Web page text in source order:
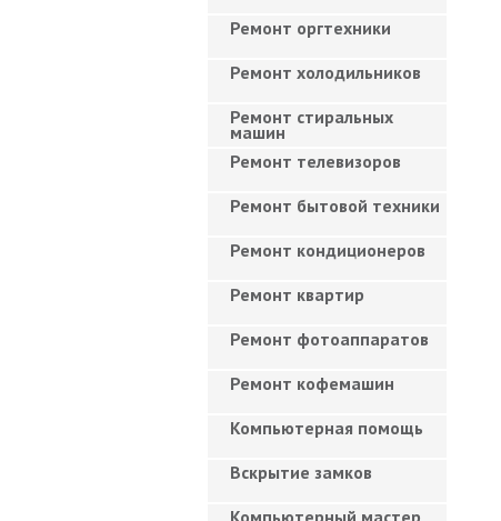
Ремонт оргтехники
Ремонт холодильников
Ремонт стиральных
машин
Ремонт телевизоров
Ремонт бытовой техники
Ремонт кондиционеров
Ремонт квартир
Ремонт фотоаппаратов
Ремонт кофемашин
Компьютерная помощь
Вскрытие замков
Компьютерный мастер